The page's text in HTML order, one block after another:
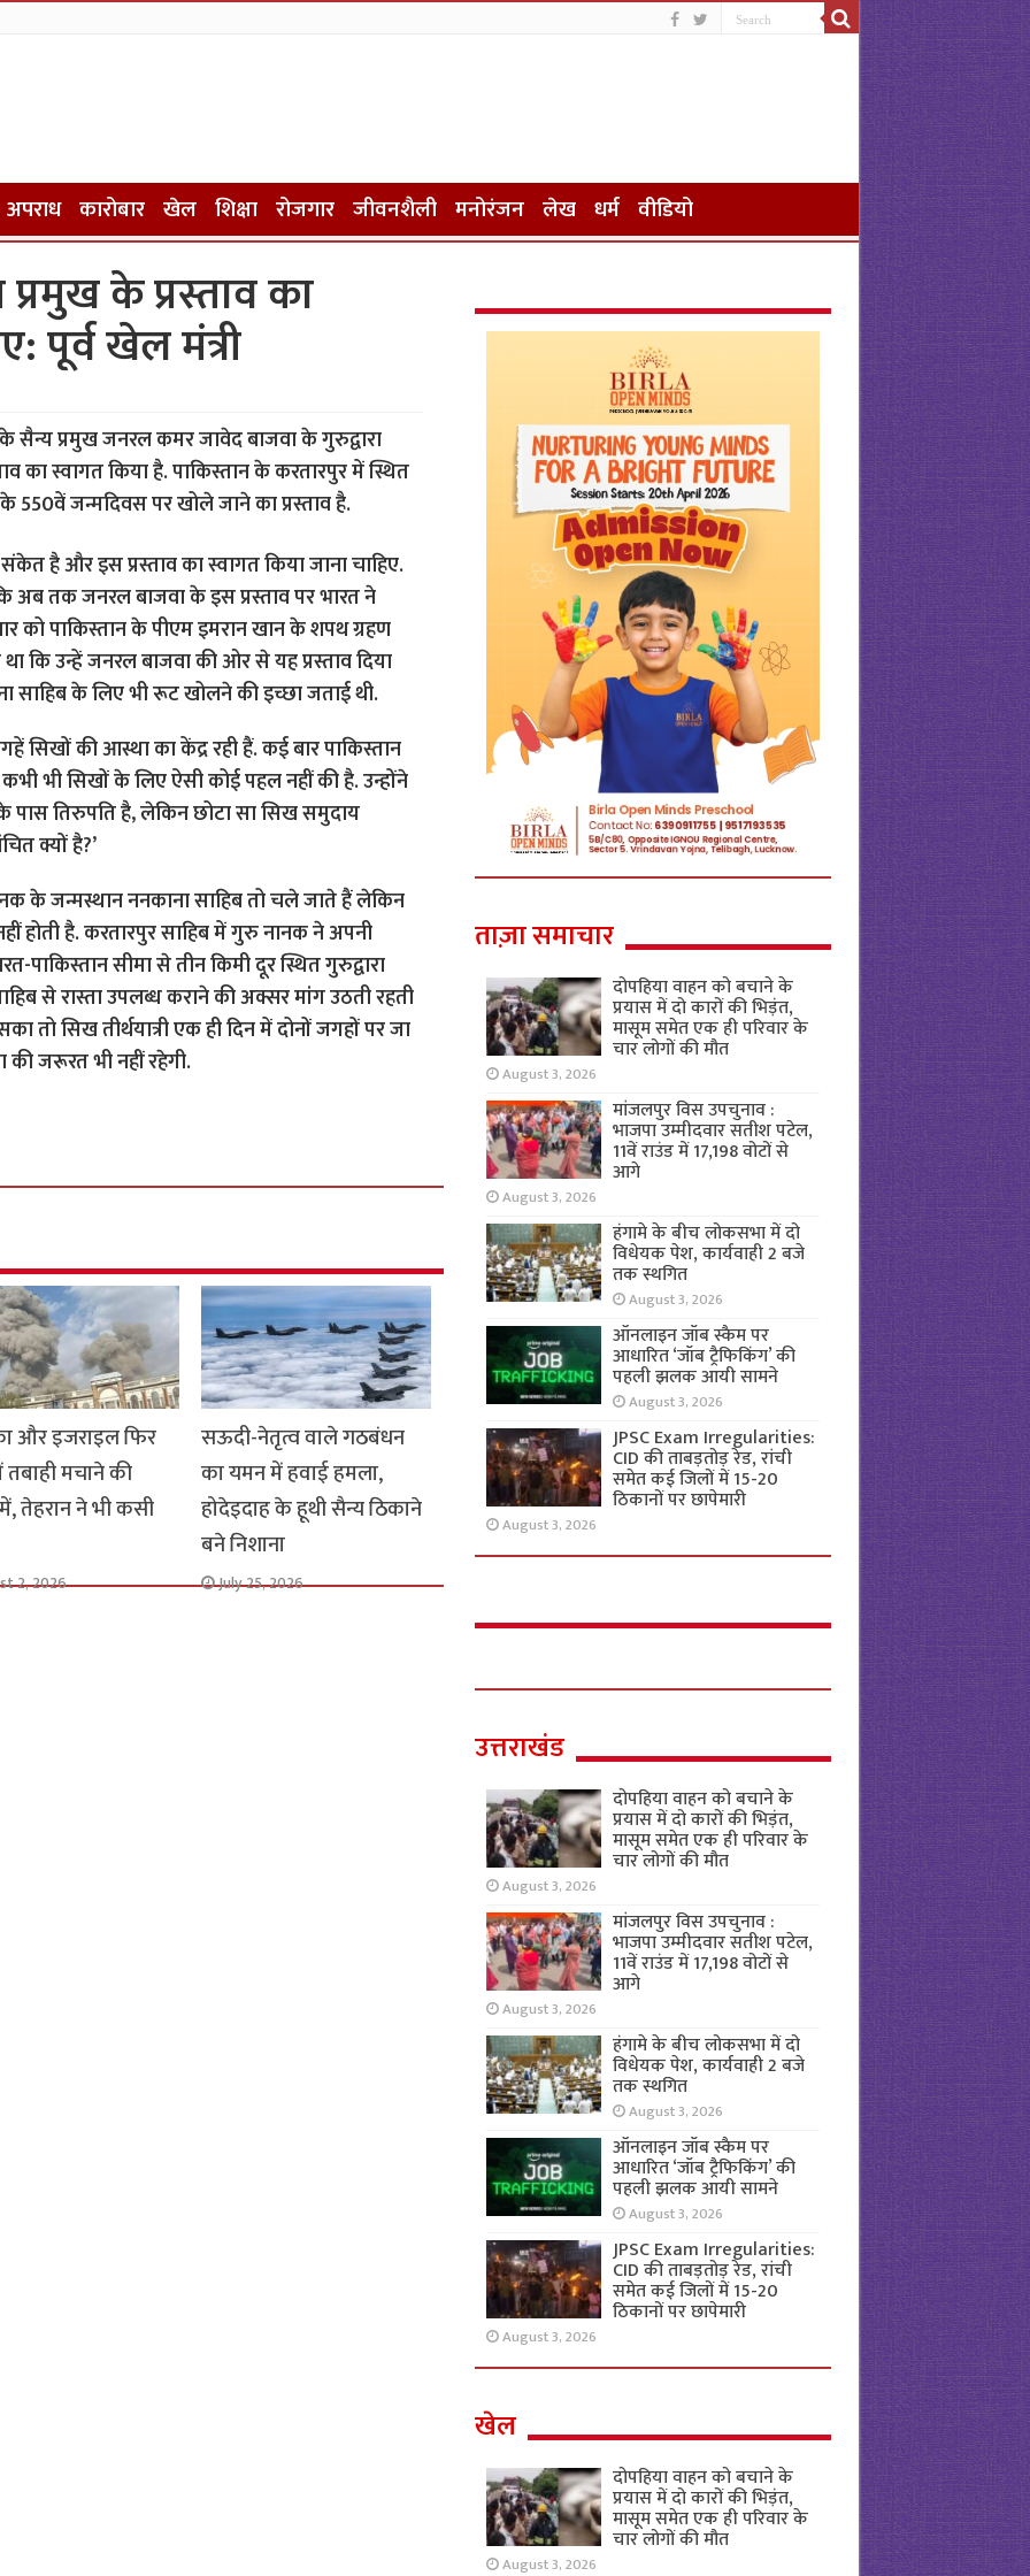
अपराध कारोबार खेल शिक्षा रोजगार जीवनशैली मनोरंजन लेख धर्म वीडियो
के प्रस्ताव का
पूर्व खेल मंत्री
सैन्य प्रमुख जनरल कमर जावेद बाजवा के गुरुद्वारा
का स्वागत किया है. पाकिस्तान के करतारपुर में स्थित
550वें जन्मदिवस पर खोले जाने का प्रस्ताव है.
है और इस प्रस्ताव का स्वागत किया जाना चाहिए.
अब तक जनरल बाजवा के इस प्रस्ताव पर भारत ने
को पाकिस्तान के पीएम इमरान खान के शपथ ग्रहण
कि उन्हें जनरल बाजवा की ओर से यह प्रस्ताव दिया
साहिब के लिए भी रूट खोलने की इच्छा जताई थी.
सिखों की आस्था का केंद्र रही हैं. कई बार पाकिस्तान
भी सिखों के लिए ऐसी कोई पहल नहीं की है. उन्होंने
पास तिरुपति है, लेकिन छोटा सा सिख समुदाय
क्यों है?’
के जन्मस्थान ननकाना साहिब तो चले जाते हैं लेकिन
होती है. करतारपुर साहिब में गुरु नानक ने अपनी
पाकिस्तान सीमा से तीन किमी दूर स्थित गुरुद्वारा
से रास्ता उपलब्ध कराने की अक्सर मांग उठती रहती
तो सिख तीर्थयात्री एक ही दिन में दोनों जगहों पर जा
जरूरत भी नहीं रहेगी.
और इजराइल फिर
तबाही मचाने की
तेहरान ने भी कसी
2, 2026
सऊदी-नेतृत्व वाले गठबंधन
का यमन में हवाई हमला,
होदेइदाह के हूथी सैन्य ठिकाने
बने निशाना
July 25, 2026
ताज़ा समाचार
दोपहिया वाहन को बचाने के
प्रयास में दो कारों की भिड़ंत,
मासूम समेत एक ही परिवार के
चार लोगों की मौत
August 3, 2026
मांजलपुर विस उपचुनाव :
भाजपा उम्मीदवार सतीश पटेल,
11वें राउंड में 17,198 वोटों से
आगे
August 3, 2026
हंगामे के बीच लोकसभा में दो
विधेयक पेश, कार्यवाही 2 बजे
तक स्थगित
August 3, 2026
ऑनलाइन जॉब स्कैम पर
आधारित ‘जॉब ट्रैफिकिंग’ की
पहली झलक आयी सामने
August 3, 2026
JPSC Exam Irregularities:
CID की ताबड़तोड़ रेड, रांची
समेत कई जिलों में 15-20
ठिकानों पर छापेमारी
August 3, 2026
उत्तराखंड
दोपहिया वाहन को बचाने के
प्रयास में दो कारों की भिड़ंत,
मासूम समेत एक ही परिवार के
चार लोगों की मौत
August 3, 2026
मांजलपुर विस उपचुनाव :
भाजपा उम्मीदवार सतीश पटेल,
11वें राउंड में 17,198 वोटों से
आगे
August 3, 2026
हंगामे के बीच लोकसभा में दो
विधेयक पेश, कार्यवाही 2 बजे
तक स्थगित
August 3, 2026
ऑनलाइन जॉब स्कैम पर
आधारित ‘जॉब ट्रैफिकिंग’ की
पहली झलक आयी सामने
August 3, 2026
JPSC Exam Irregularities:
CID की ताबड़तोड़ रेड, रांची
समेत कई जिलों में 15-20
ठिकानों पर छापेमारी
August 3, 2026
खेल
दोपहिया वाहन को बचाने के
प्रयास में दो कारों की भिड़ंत,
मासूम समेत एक ही परिवार के
चार लोगों की मौत
August 3, 2026